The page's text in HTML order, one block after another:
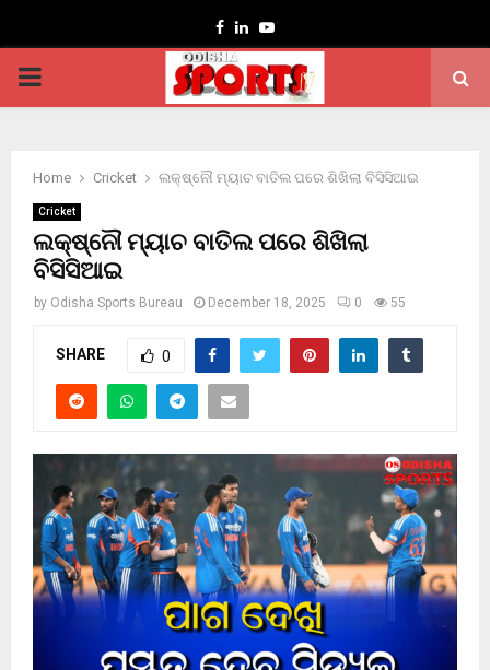
Facebook
LinkedinYoutube
PRIMARY
Home Cricket ଲକ୍ଷ୍ନୌ ମ୍ୟାଚ ବାତିଲ ପରେ ଶିଖିଲା ବିସିସିଆଇ
Cricket
ଲକ୍ଷ୍ନୌ ମ୍ୟାଚ ବାତିଲ ପରେ ଶିଖିଲା
ବିସିସିଆଇ
by Odisha Sports Bureau December 18, 2025 0 55
SHARE 0